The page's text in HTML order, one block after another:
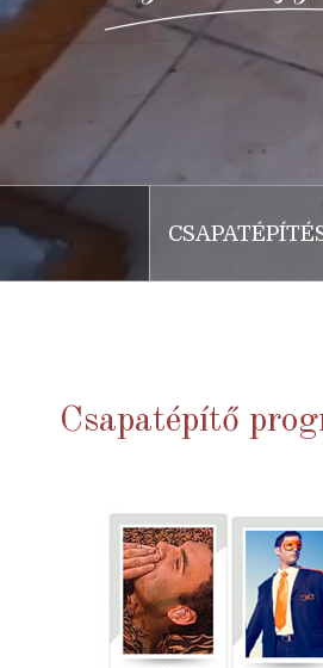
Csapatépítő